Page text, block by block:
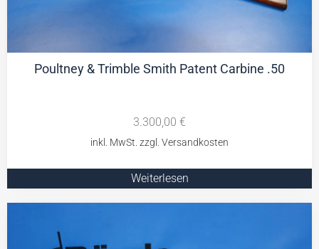
Poultney & Trimble Smith Patent Carbine .50
3.300,00 €
Weiterlesen